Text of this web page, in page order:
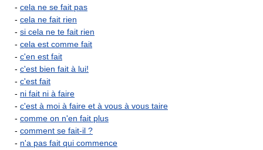
- cela ne se fait pas
- cela ne fait rien
- si cela ne te fait rien
- cela est comme fait
- c'en est fait
- c'est bien fait à lui!
- c'est fait
- ni fait ni à faire
- c'est à moi à faire et à vous à vous taire
- comme on n'en fait plus
- comment se fait-il ?
- n'a pas fait qui commence